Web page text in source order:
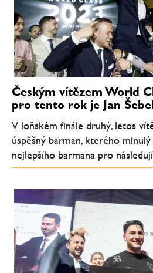
Českým vítězem World
pro tento rok je Jan
V loňském finále druhý, letos
úspěšný barman, kterého
nejlepšího barmana pro